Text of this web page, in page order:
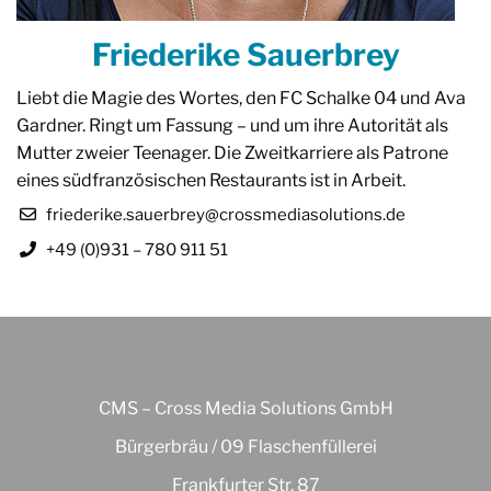
Friederike Sauerbrey
Liebt die Magie des Wortes, den FC Schalke 04 und Ava
Gardner. Ringt um Fassung – und um ihre Autorität als
Mutter zweier Teenager. Die Zweitkarriere als Patrone
eines südfranzösischen Restaurants ist in Arbeit.
friederike.sauerbrey@crossmediasolutions.de
+49 (0)931 – 780 911 51
CMS – Cross Media Solutions GmbH
Bürgerbräu / 09 Flaschenfüllerei
Frankfurter Str. 87